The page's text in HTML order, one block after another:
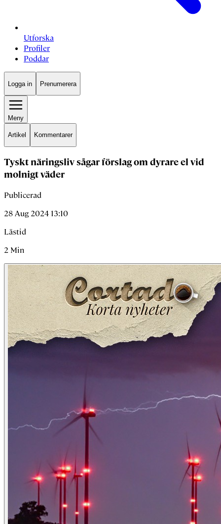
Utforska
Profiler
Poddar
Logga in Prenumerera
Meny
Artikel Kommentarer
Tyskt näringsliv sågar förslag om dyrare el vid
molnigt väder
Publicerad
28 Aug 2024 13:10
Lästid
2 Min